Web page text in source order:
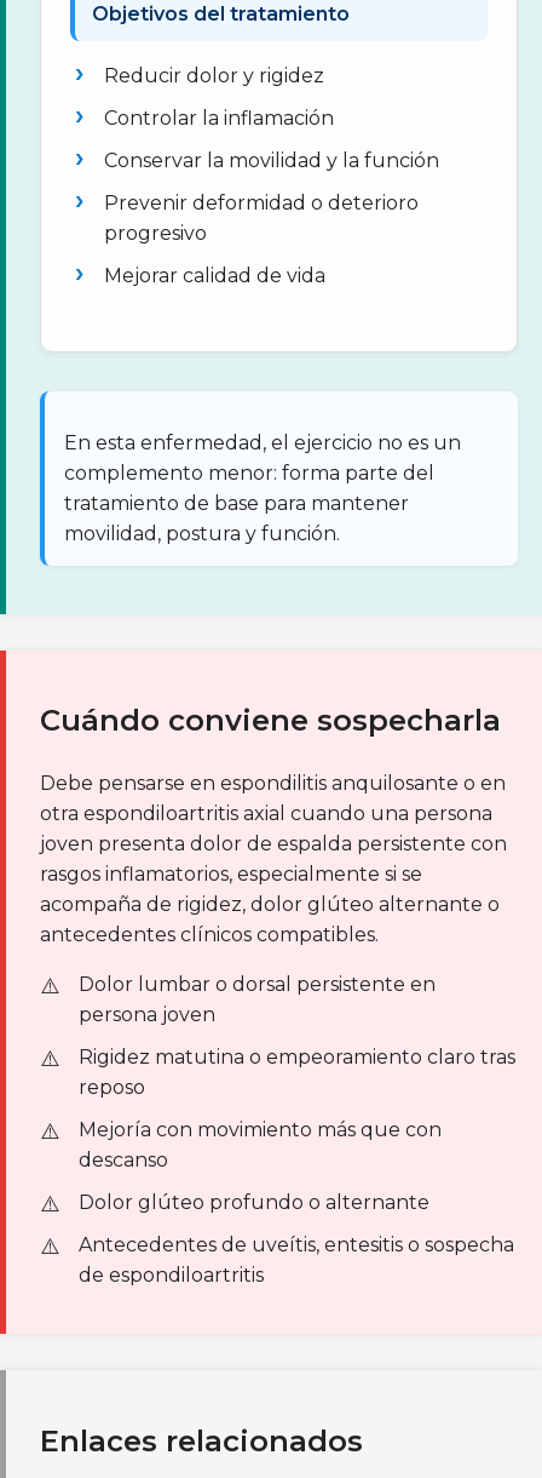
Objetivos del tratamiento
Reducir dolor y rigidez
Controlar la inflamación
Conservar la movilidad y la función
Prevenir deformidad o deterioro
progresivo
Mejorar calidad de vida
En esta enfermedad, el ejercicio no es un
complemento menor: forma parte del
tratamiento de base para mantener
movilidad, postura y función.
Cuándo conviene sospecharla
Debe pensarse en espondilitis anquilosante o en
otra espondiloartritis axial cuando una persona
joven presenta dolor de espalda persistente con
rasgos inflamatorios, especialmente si se
acompaña de rigidez, dolor glúteo alternante o
antecedentes clínicos compatibles.
Dolor lumbar o dorsal persistente en
persona joven
Rigidez matutina o empeoramiento claro tras
reposo
Mejoría con movimiento más que con
descanso
Dolor glúteo profundo o alternante
Antecedentes de uveítis, entesitis o sospecha
de espondiloartritis
Enlaces relacionados